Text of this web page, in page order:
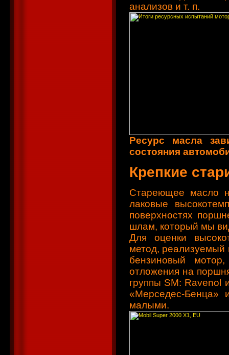
анализов и т. п.
Ресурс масла
состояния
Крепкие
Стареющее масло
лаковые
поверхностях
шлам, который мы
Для оценки
метод, реализуемый
бензиновый
отложения на
группы SM: Ravenol
«Мерседес-
малыми.